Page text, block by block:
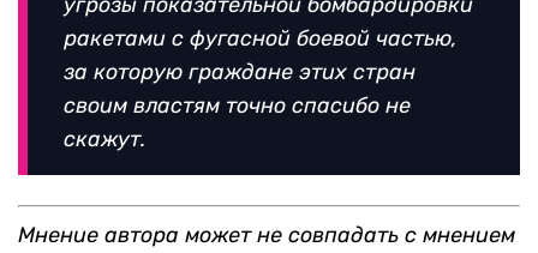
ракетами с фугасной боевой частью,
за которую граждане этих стран
своим властям точно спасибо не
скажут.
Мнение автора может не совпадать с мнением